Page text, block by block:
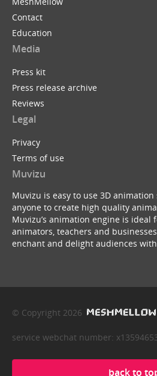
Contact
Education
Media
Press kit
Press release archive
Reviews
Legal
Privacy
Terms of use
Muvizu
Muvizu is easy to use 3D
anyone to create high quality
Muvizu’s animation engine is ideal
animators, teachers and
enchant and delight audiences
© Copyright 2026
service webchat number:
back to